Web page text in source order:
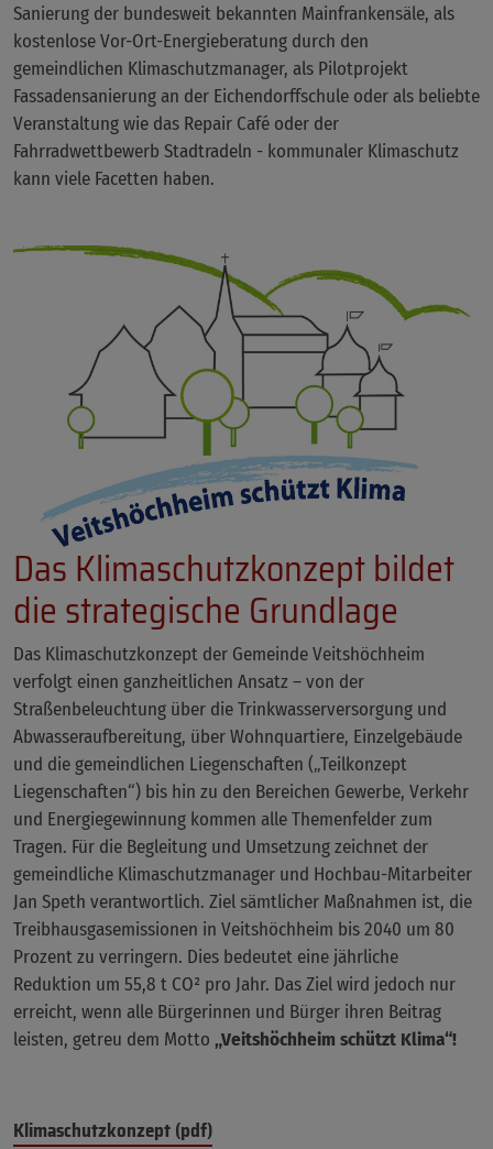
Sanierung der bundesweit bekannten Mainfrankensäle, als
kostenlose Vor-Ort-Energieberatung durch den
gemeindlichen Klimaschutzmanager, als Pilotprojekt
Fassadensanierung an der Eichendorffschule oder als beliebte
Veranstaltung wie das Repair Café oder der
Fahrradwettbewerb Stadtradeln - kommunaler Klimaschutz
kann viele Facetten haben.
Das Klimaschutzkonzept bildet
die strategische Grundlage
Das Klimaschutzkonzept der Gemeinde Veitshöchheim
verfolgt einen ganzheitlichen Ansatz – von der
Straßenbeleuchtung über die Trinkwasserversorgung und
Abwasseraufbereitung, über Wohnquartiere, Einzelgebäude
und die gemeindlichen Liegenschaften („Teilkonzept
Liegenschaften“) bis hin zu den Bereichen Gewerbe, Verkehr
und Energiegewinnung kommen alle Themenfelder zum
Tragen. Für die Begleitung und Umsetzung zeichnet der
gemeindliche Klimaschutzmanager und Hochbau-Mitarbeiter
Jan Speth verantwortlich. Ziel sämtlicher Maßnahmen ist, die
Treibhausgasemissionen in Veitshöchheim bis 2040 um 80
Prozent zu verringern. Dies bedeutet eine jährliche
Reduktion um 55,8 t CO² pro Jahr. Das Ziel wird jedoch nur
erreicht, wenn alle Bürgerinnen und Bürger ihren Beitrag
leisten, getreu dem Motto „Veitshöchheim schützt Klima“!
Klimaschutzkonzept (pdf)